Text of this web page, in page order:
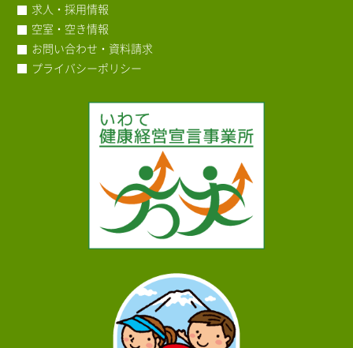
求人・採用情報
空室・空き情報
お問い合わせ・資料請求
プライバシーポリシー